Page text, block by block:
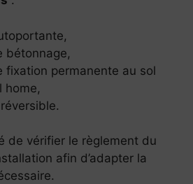
bétonnage,
fixation permanente au sol
home,
de vérifier le règlement du
afin d’adapter la